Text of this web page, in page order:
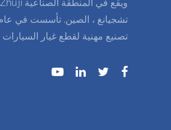
تصنيع مهنية لقطع غيار السيارات